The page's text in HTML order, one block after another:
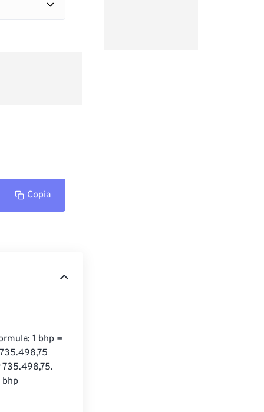
Copia
1 bhp =